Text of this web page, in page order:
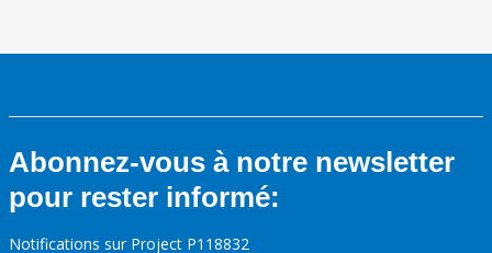
Abonnez-vous à notre newsletter
pour rester informé:
Notifications sur Project P118832